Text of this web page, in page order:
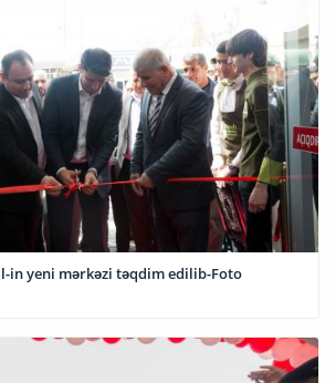
in yeni mərkəzi təqdim edilib-Foto